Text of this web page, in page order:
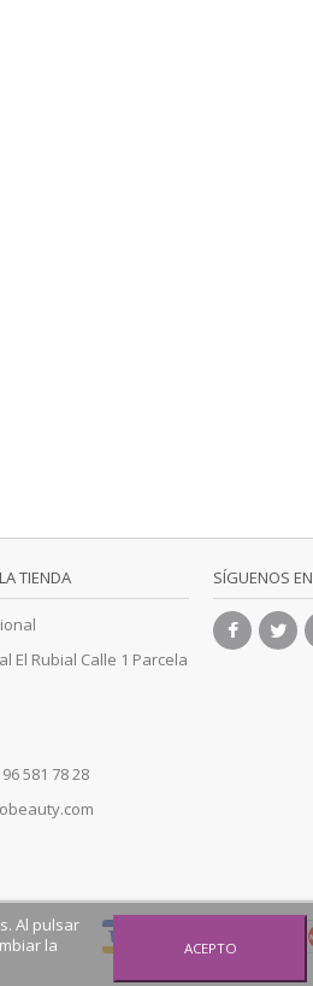
TIENDA
El Rubial Calle 1 Parcela
96 581 78 28
SÍGUENOS EN
Al pulsar
la
ACEPTO